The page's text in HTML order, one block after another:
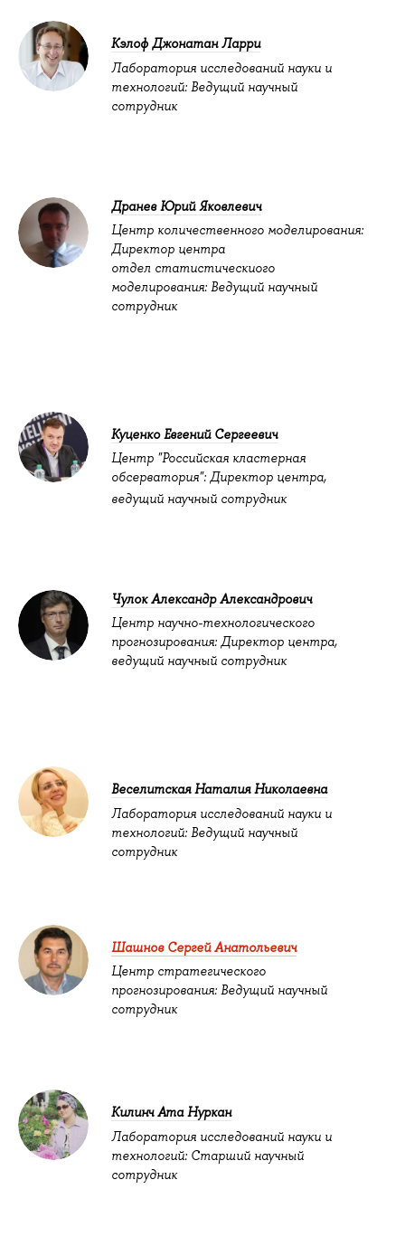
Кэлоф Джонатан Ларри
Лаборатория исследований науки и
технологий: Ведущий научный
сотрудник
Дранев Юрий Яковлевич
Центр количественного моделирования:
Директор центра
отдел статистическиого
моделирования: Ведущий научный
сотрудник
Куценко Евгений Сергеевич
Центр "Российская кластерная
обсерватория": Директор центра,
ведущий научный сотрудник
Чулок Александр Александрович
Центр научно-технологического
прогнозирования: Директор центра,
ведущий научный сотрудник
Веселитская Наталия Николаевна
Лаборатория исследований науки и
технологий: Ведущий научный
сотрудник
Шашнов Сергей Анатольевич
Центр стратегического
прогнозирования: Ведущий научный
сотрудник
Килинч Ата Нуркан
Лаборатория исследований науки и
технологий: Старший научный
сотрудник